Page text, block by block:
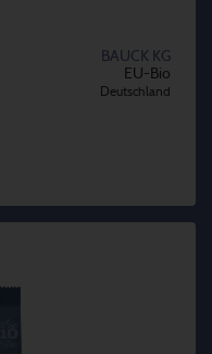
BAUCK KG
EU-Bio
Deutschland